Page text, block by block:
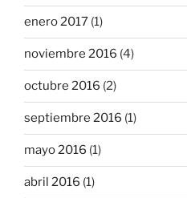
enero 2017 (1)
noviembre 2016 (4)
octubre 2016 (2)
septiembre 2016 (1)
mayo 2016 (1)
abril 2016 (1)